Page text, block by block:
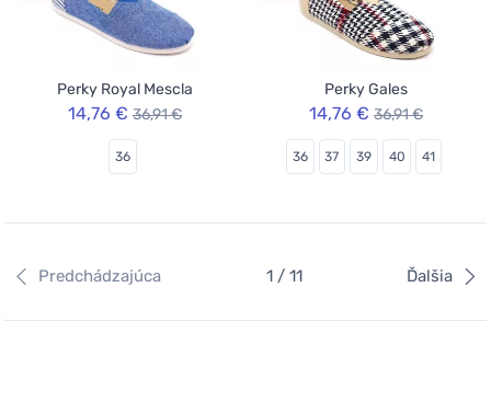
Perky Royal Mescla
14,76 € 36,91 €
36
Perky Gales
14,76 € 36,91 €
36 37 39 40 41
Predchádzajúca 1 / 11 Ďalšia